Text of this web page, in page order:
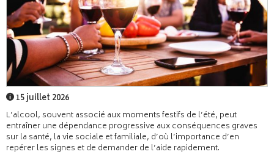
15 juillet 2026
L’alcool, souvent associé aux moments festifs de l’été, peut
entraîner une dépendance progressive aux conséquences graves
sur la santé, la vie sociale et familiale, d’où l’importance d’en
repérer les signes et de demander de l’aide rapidement.